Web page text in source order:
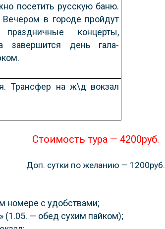
посетить русскую баню.
в городе пройдут
концерты,
завершится день гала-
Трансфер на ж\д вокзал
Стоимость тура — 4200руб.
Доп. сутки по желанию — 1200руб.
номере с удобствами;
(1.05. — обед сухим пайком);